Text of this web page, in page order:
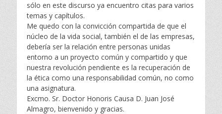
sólo en este discurso ya encuentro citas para varios
temas y capítulos.
Me quedo con la convicción compartida de que el
núcleo de la vida social, también el de las empresas,
debería ser la relación entre personas unidas
entorno a un proyecto común y compartido y que
nuestra revolución pendiente es la recuperación de
la ética como una responsabilidad común, no como
una asignatura.
Excmo. Sr. Doctor Honoris Causa D. Juan José
Almagro, bienvenido y gracias.